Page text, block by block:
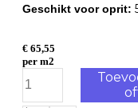
Geschikt voor oprit:
€ 65,55
per m2